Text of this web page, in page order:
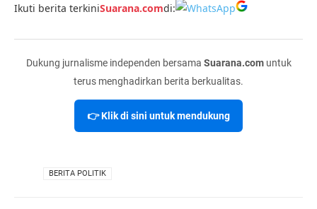
Ikuti berita terkiniSuarana.comdi:
Dukung jurnalisme independen bersama Suarana.comuntuk
terus menghadirkan berita berkualitas.
👉 Klik di sini untuk mendukung
BERITA POLITIK